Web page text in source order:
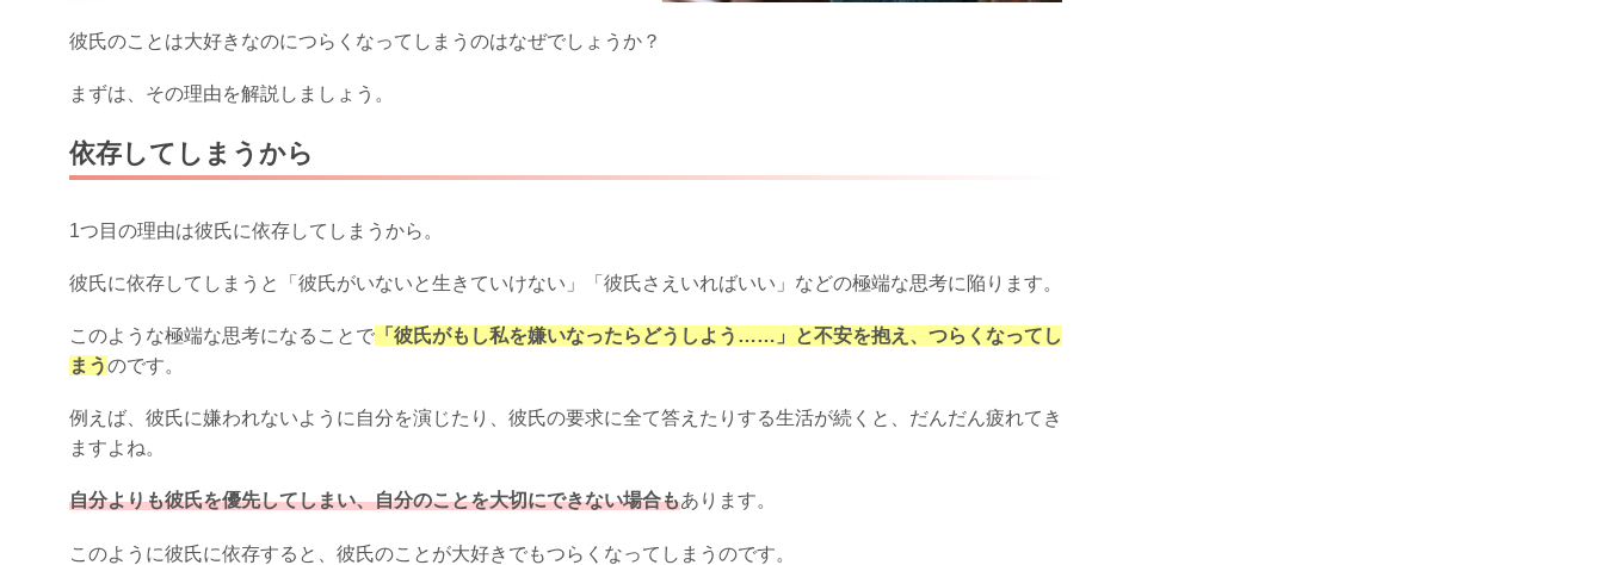
彼氏のことは大好きなのにつらくなってしまうのはなぜでしょうか？
まずは、その理由を解説しましょう。
依存してしまうから
1つ目の理由は彼氏に依存してしまうから。
彼氏に依存してしまうと「彼氏がいないと生きていけない」「彼氏さえいればいい」などの極端な思考に陥ります。
このような極端な思考になることで 「彼氏がもし私を嫌いなったらどうしよう……」と不安を抱え、つらくなってし
まうのです。
例えば、彼氏に嫌われないように自分を演じたり、彼氏の要求に全て答えたりする生活が続くと、だんだん疲れてき
ますよね。
自分よりも彼氏を優先してしまい、自分のことを大切にできない場合もあります。
このように彼氏に依存すると、彼氏のことが大好きでもつらくなってしまうのです。